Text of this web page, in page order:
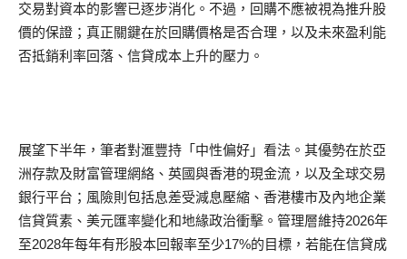
交易對資本的影響已逐步消化。不過，回購不應被視為推升股
價的保證；真正關鍵在於回購價格是否合理，以及未來盈利能
否抵銷利率回落、信貸成本上升的壓力。
展望下半年，筆者對滙豐持「中性偏好」看法。其優勢在於亞
洲存款及財富管理網絡、英國與香港的現金流，以及全球交易
銀行平台；風險則包括息差受減息壓縮、香港樓市及內地企業
信貸質素、美元匯率變化和地緣政治衝擊。管理層維持2026年
至2028年每年有形股本回報率至少17%的目標，若能在信貸成